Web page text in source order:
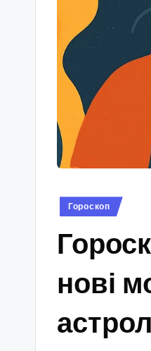
Опубліковано
Гороскоп
нові